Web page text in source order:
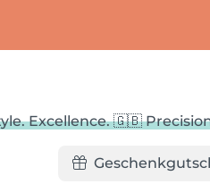
Excellence. 🇬🇧